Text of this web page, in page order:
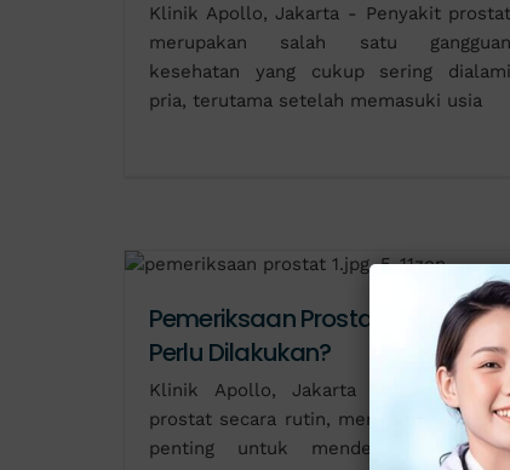
Klinik Apollo, Jakarta - Penyakit prostat
merupakan salah satu gangguan
kesehatan yang cukup sering dialami
pria, terutama setelah memasuki usia
Pemeriksaan Prostat: Kapan
Perlu Dilakukan?
Klinik Apollo, Jakarta -
prostat secara rutin, merupakan
penting untuk mendeteksi